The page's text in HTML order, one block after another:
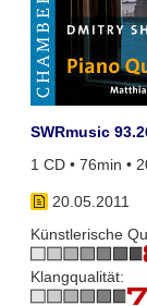
SWRmusic
1 CD • 76min •
20.05.2011
Künstlerische
Klangqualität: